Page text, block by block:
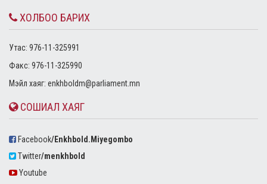
ХОЛБОО БАРИХ
Утас: 976-11-325991
Факс: 976-11-325990
Mэйл хаяг: enkhboldm@parliament.mn
СОШИАЛ ХАЯГ
Facebook/Enkhbold.Miyegombo
Twitter/menkhbold
Youtube